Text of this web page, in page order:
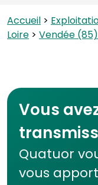
Accueil>
Loire> Vendée (85)
Vous
Quatuor
vous